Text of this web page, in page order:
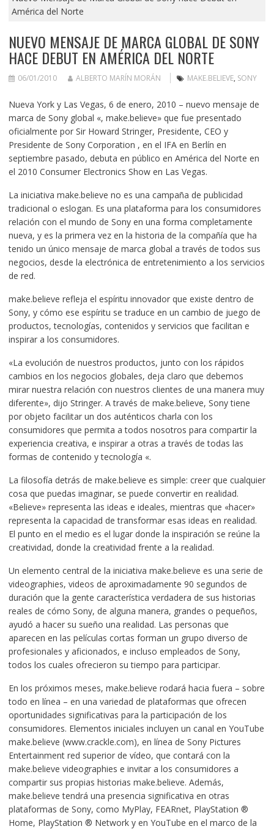
América del Norte
NUEVO MENSAJE DE MARCA GLOBAL DE SONY
HACE DEBUT EN AMÉRICA DEL NORTE
06/01/2010 ALBERTO MARÍN MORÁN MAKE.BELIEVE, SONY
Nueva York y Las Vegas, 6 de enero, 2010 – nuevo mensaje de
marca de Sony global «, make.believe» que fue presentado
oficialmente por Sir Howard Stringer, Presidente, CEO y
Presidente de Sony Corporation , en el IFA en Berlín en
septiembre pasado, debuta en público en América del Norte en
el 2010 Consumer Electronics Show en Las Vegas.
La iniciativa make.believe no es una campaña de publicidad
tradicional o eslogan. Es una plataforma para los consumidores
relación con el mundo de Sony en una forma completamente
nueva, y es la primera vez en la historia de la compañía que ha
tenido un único mensaje de marca global a través de todos sus
negocios, desde la electrónica de entretenimiento a los servicios
de red.
make.believe refleja el espíritu innovador que existe dentro de
Sony, y cómo ese espíritu se traduce en un cambio de juego de
productos, tecnologías, contenidos y servicios que facilitan e
inspirar a los consumidores.
«La evolución de nuestros productos, junto con los rápidos
cambios en los negocios globales, deja claro que debemos
mirar nuestra relación con nuestros clientes de una manera muy
diferente», dijo Stringer. A través de make.believe, Sony tiene
por objeto facilitar un dos auténticos charla con los
consumidores que permita a todos nosotros para compartir la
experiencia creativa, e inspirar a otras a través de todas las
formas de contenido y tecnología «.
La filosofía detrás de make.believe es simple: creer que cualquier
cosa que puedas imaginar, se puede convertir en realidad.
«Believe» representa las ideas e ideales, mientras que «hacer»
representa la capacidad de transformar esas ideas en realidad.
El punto en el medio es el lugar donde la inspiración se reúne la
creatividad, donde la creatividad frente a la realidad.
Un elemento central de la iniciativa make.believe es una serie de
videographies, videos de aproximadamente 90 segundos de
duración que la gente característica verdadera de sus historias
reales de cómo Sony, de alguna manera, grandes o pequeños,
ayudó a hacer su sueño una realidad. Las personas que
aparecen en las películas cortas forman un grupo diverso de
profesionales y aficionados, e incluso empleados de Sony,
todos los cuales ofrecieron su tiempo para participar.
En los próximos meses, make.believe rodará hacia fuera – sobre
todo en línea – en una variedad de plataformas que ofrecen
oportunidades significativas para la participación de los
consumidores. Elementos iniciales incluyen un canal en YouTube
make.believe (www.crackle.com), en línea de Sony Pictures
Entertainment red superior de vídeo, que contará con la
make.believe videographies e invitar a los consumidores a
compartir sus propias historias make.believe. Además,
make.believe tendrá una presencia significativa en otras
plataformas de Sony, como MyPlay, FEARnet, PlayStation ®
Home, PlayStation ® Network y en YouTube en el marco de la